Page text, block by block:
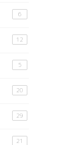
6
12
5
20
29
21